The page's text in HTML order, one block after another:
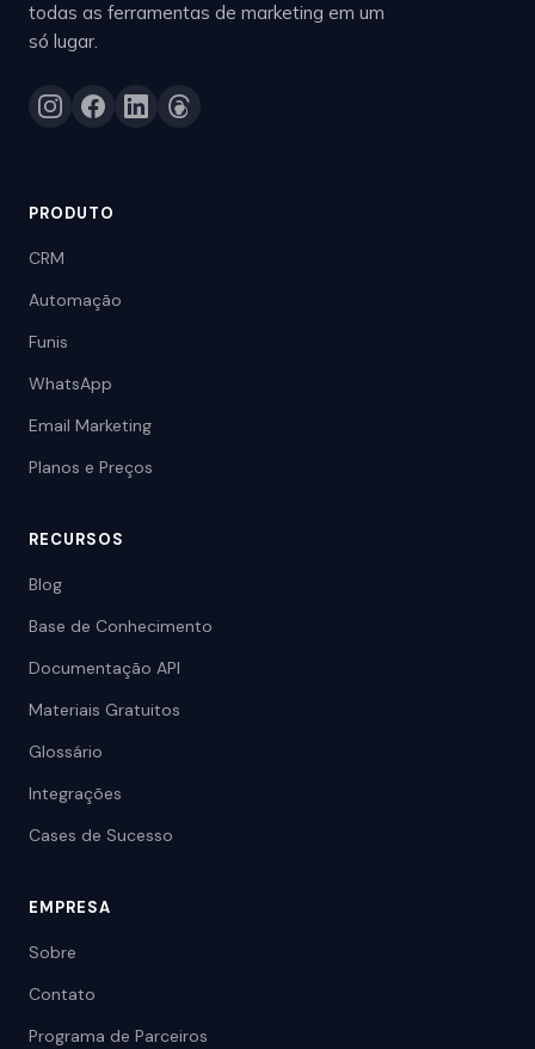
todas as ferramentas de marketing em um
só lugar.
PRODUTO
CRM
Automação
Funis
WhatsApp
Email Marketing
Planos e Preços
RECURSOS
Blog
Base de Conhecimento
Documentação API
Materiais Gratuitos
Glossário
Integrações
Cases de Sucesso
EMPRESA
Sobre
Contato
Programa de Parceiros